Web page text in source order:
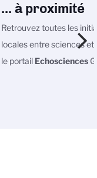
... à proximité
Retrouvez toutes les
locales entre sciences et
le portail Echosciences